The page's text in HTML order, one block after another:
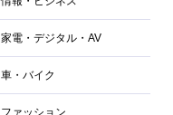
家電・デジタル・AV
車・バイク
ファッション